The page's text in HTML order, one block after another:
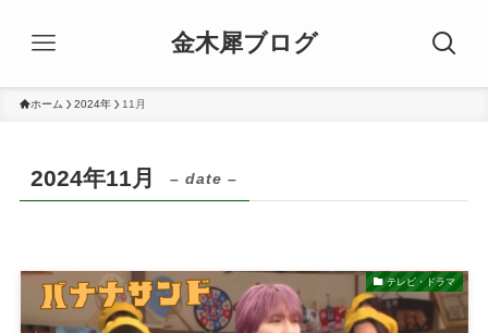
金木犀ブログ
ホーム 2024年 11月
2024年11月 – date –
テレビ・ドラマ